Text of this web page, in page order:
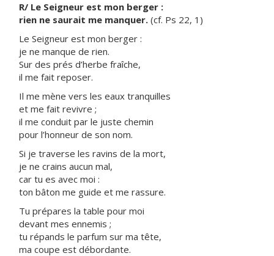
R/ Le Seigneur est mon berger :
rien ne saurait me manquer. (cf. Ps 22, 1)
Le Seigneur est mon berger :
je ne manque de rien.
Sur des prés d’herbe fraîche,
il me fait reposer.
Il me mène vers les eaux tranquilles
et me fait revivre ;
il me conduit par le juste chemin
pour l’honneur de son nom.
Si je traverse les ravins de la mort,
je ne crains aucun mal,
car tu es avec moi :
ton bâton me guide et me rassure.
Tu prépares la table pour moi
devant mes ennemis ;
tu répands le parfum sur ma tête,
ma coupe est débordante.